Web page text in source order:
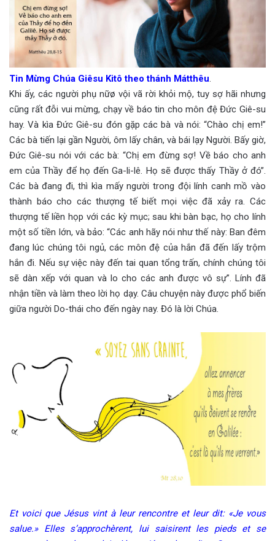
Tin Mừng Chúa Giêsu Kitô theo thánh Mátthêu
Khi ấy, các người phụ nữø vội vã rời khỏi mộ, tuy sợ hãi nhưng
cũng rất đỗi vui mừng, chạy về báo tin cho môn đệ Đức Giê-su
hay. Và kìa Đức Giê-su đón gặp các bà và nói: “Chào chị em!”
Các bà tiến lại gần Người, ôm lấy chân, và bái lạy Người. Bấy giờ,
Đức Giê-su nói với các bà: “Chị em đừng sợ! Về báo cho anh
em của Thầy để họ đến Ga-li-lê. Họ sẽ được thấy Thầy ở đó”.
Các bà đang đi, thì kìa mấy người trong đội lính canh mồ vào
thành báo cho các thượng tế biết mọi việc đã xảy ra. Các
thượng tế liền họp với các kỳ mục; sau khi bàn bạc, họ cho lính
một số tiền lớn, và bảo: “Các anh hãy nói như thế này: Ban đêm
đang lúc chúng tôi ngủ, các môn đệ của hắn đã đến lấy trộm
hắn đi. Nếu sự việc này đến tai quan tổng trấn, chính chúng tôi
sẽ dàn xếp với quan và lo cho các anh được vô sự”. Lính đã
nhận tiền và làm theo lời họ dạy. Câu chuyện này được phổ biến
giữa người Do-thái cho đến ngày nay. Đó là lời Chúa.
Et voici que Jésus vint à leur rencontre et leur dit: «Je vous
salue.» Elles s’approchèrent, lui saisirent les pieds et se